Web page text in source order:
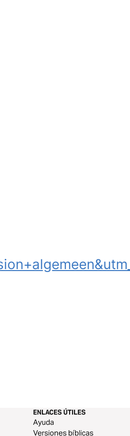
ENLACES ÚTILES
Ayuda
Versiones bíblicas